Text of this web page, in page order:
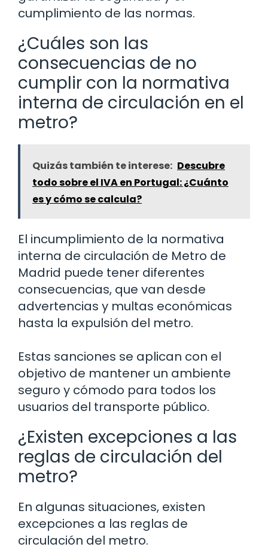
cumplimiento de las normas.
¿Cuáles son las
consecuencias de no
cumplir con la normativa
interna de circulación en el
metro?
Quizás también te interese: Descubre
todo sobre el IVA en Portugal: ¿Cuánto
es y cómo se calcula?
El incumplimiento de la normativa
interna de circulación de Metro de
Madrid puede tener diferentes
consecuencias, que van desde
advertencias y multas económicas
hasta la expulsión del metro.
Estas sanciones se aplican con el
objetivo de mantener un ambiente
seguro y cómodo para todos los
usuarios del transporte público.
¿Existen excepciones a las
reglas de circulación del
metro?
En algunas situaciones, existen
excepciones a las reglas de
circulación del metro.